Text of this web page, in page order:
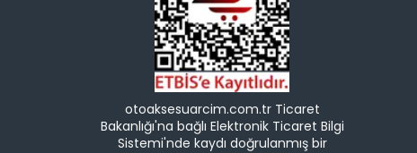
otoaksesuarcim.com.tr Ticaret
Bakanlığı'na bağlı Elektronik Ticaret Bilgi
Sistemi'nde kaydı doğrulanmış bir